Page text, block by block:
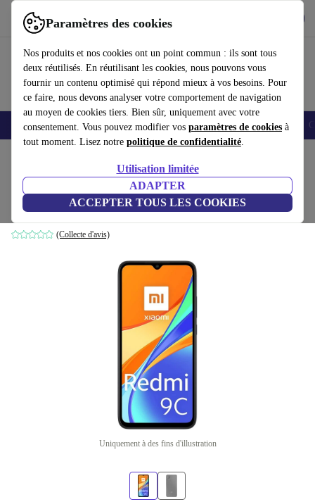
Paramètres des cookies
Nos produits et nos cookies ont un point commun : ils sont tous
deux réutilisés. En réutilisant les cookies, nous pouvons vous
fournir un contenu optimisé qui répond mieux à vos besoins. Pour
ce faire, nous devons analyser votre comportement de navigation
au moyen de cookies tiers. Bien sûr, uniquement avec votre
consentement. Vous pouvez modifier vos paramètres de cookies à
tout moment. Lisez notre politique de confidentialité.
Utilisation limitée
ADAPTER
ACCEPTER TOUS LES COOKIES
Utilisez refurbed rapidement et facilement
Smartphones Laptops Tablettes Montres connectées Accessoires
Xiaomi Redmi 9C
2 GB | 32 GB | Midnight Gray
(Collecte d'avis)
94,30 €
Uniquement à des fins d'illustration